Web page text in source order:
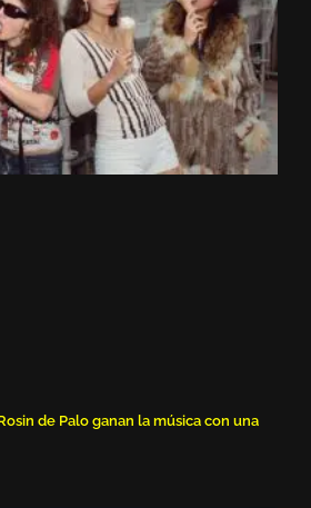
de Palo ganan la música con una